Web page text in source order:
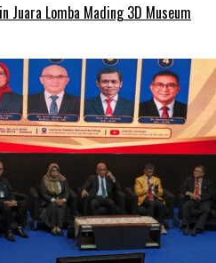
Juara Lomba Mading 3D Museum